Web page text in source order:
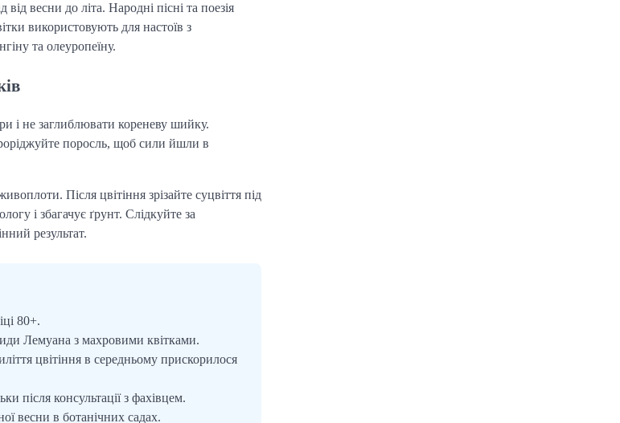
весни до літа. Народні пісні та поезія
використовують для настоїв з
та олеуропеїну.
і не заглиблювати кореневу шийку.
поросль, щоб сили йшли в
Після цвітіння зрізайте суцвіття під
і збагачує ґрунт. Слідкуйте за
результат.
80+.
Лемуана з махровими квітками.
цвітіння в середньому прискорилося
після консультації з фахівцем.
весни в ботанічних садах.